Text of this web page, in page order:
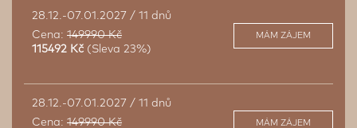
28.12.-07.01.2027 / 11 dnů
Cena: 149990 Kč
115492 Kč (Sleva 23%)
MÁM ZÁJEM
28.12.-07.01.2027 / 11 dnů
Cena: 149990 Kč
MÁM ZÁJEM